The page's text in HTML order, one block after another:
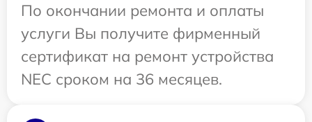
По окончании ремонта и оплаты
услуги Вы получите фирменный
сертификат на ремонт устройства
NEC сроком на 36 месяцев.